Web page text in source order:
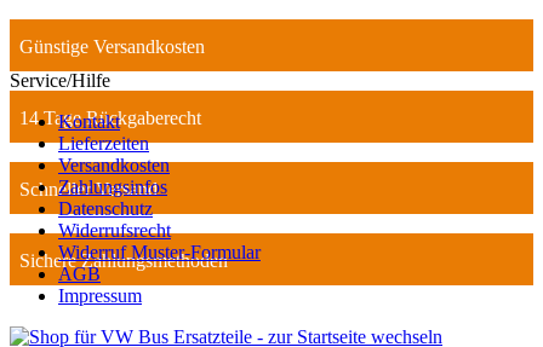
Günstige Versandkosten
14 Tage Rückgaberecht
Schneller Versand
Sichere Zahlungsmethoden
Service/Hilfe
Kontakt
Lieferzeiten
Versandkosten
Zahlungsinfos
Datenschutz
Widerrufsrecht
Widerruf Muster-Formular
AGB
Impressum